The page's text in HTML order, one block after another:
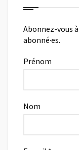
Abonnez-vous
abonné·es.
Prénom
Nom